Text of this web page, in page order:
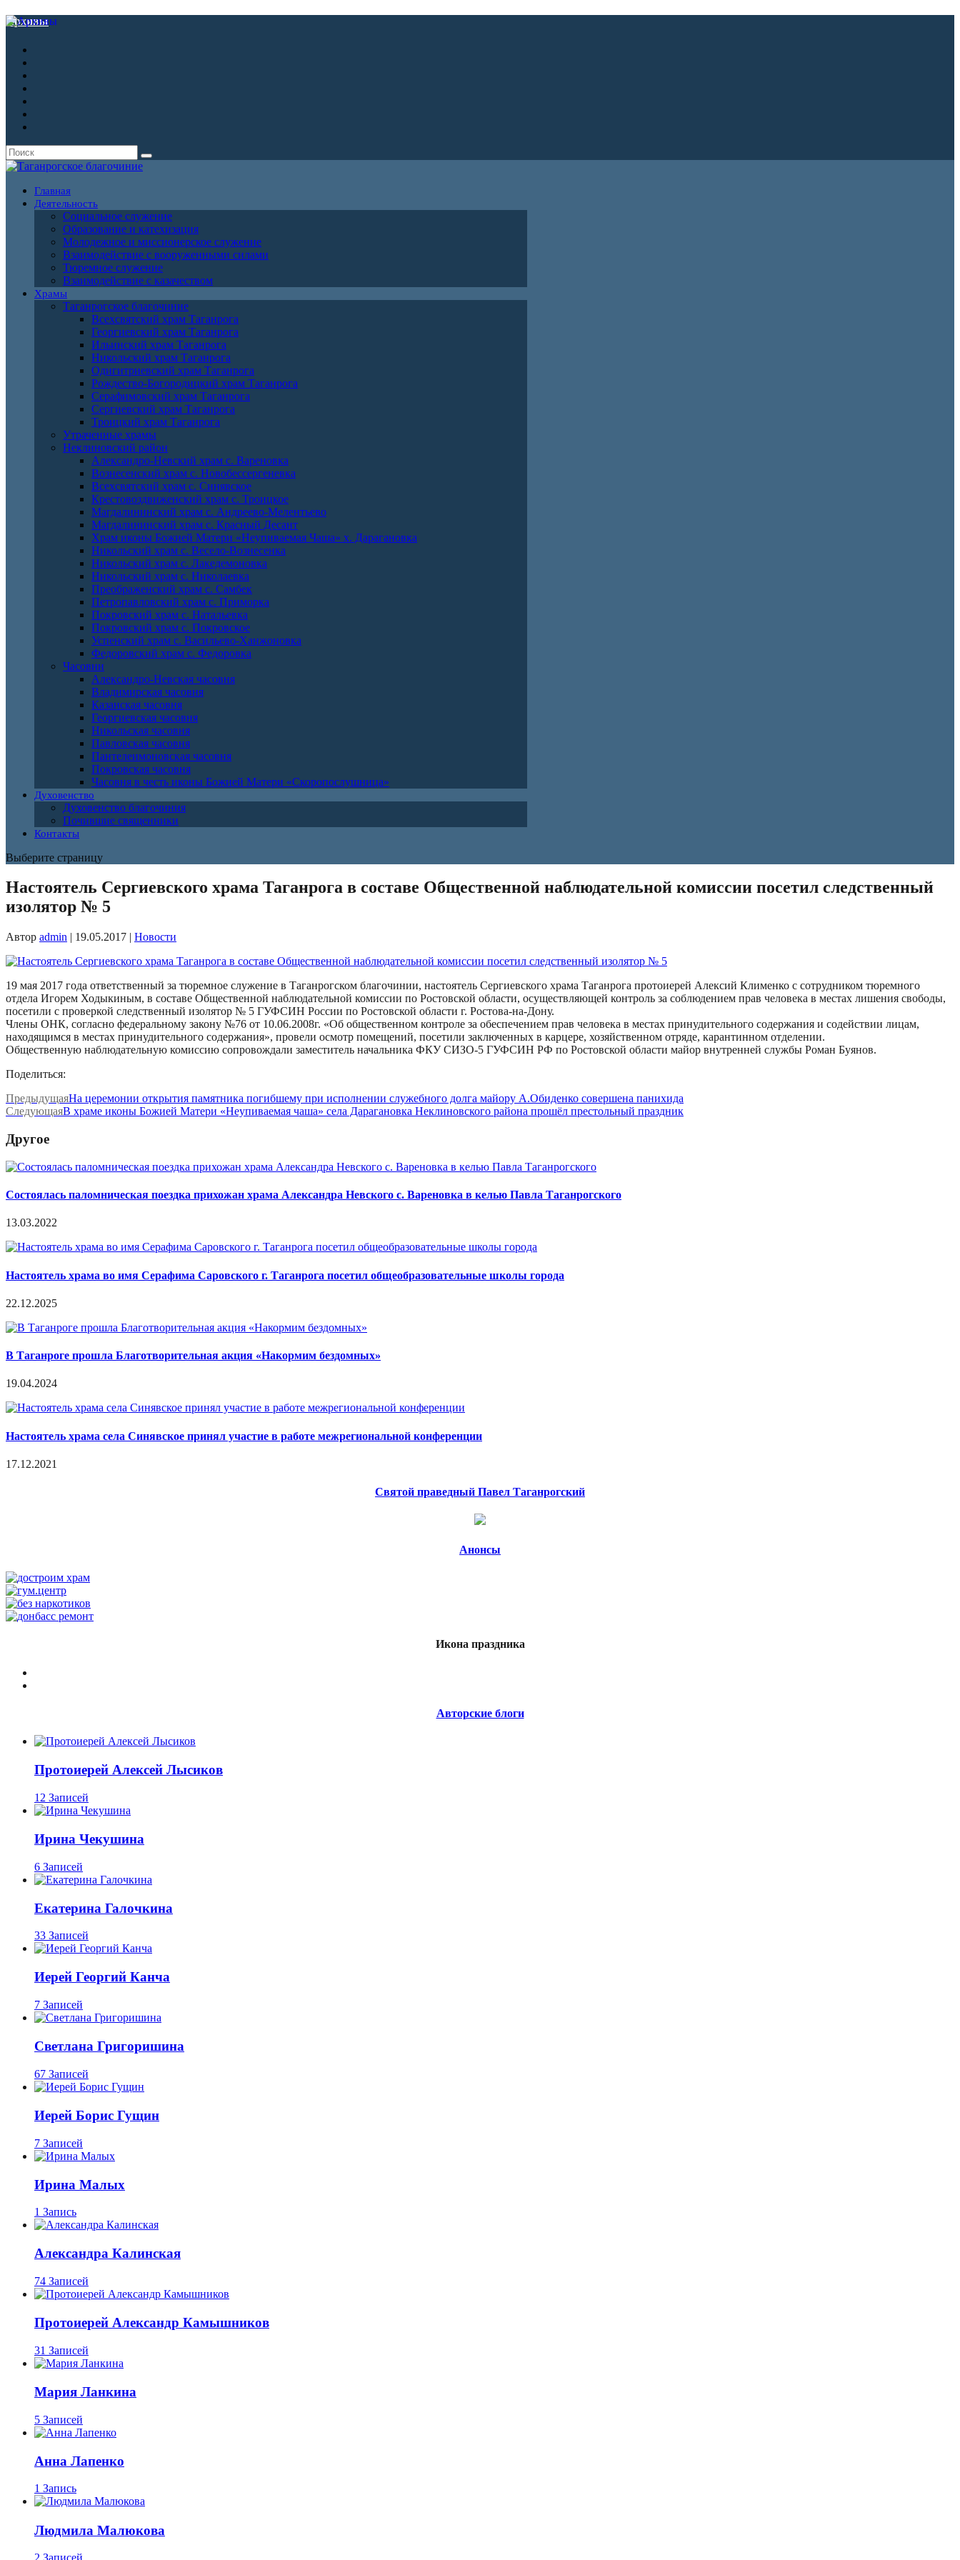
Архивы
Главная
Деятельность
Социальное служение
Образование и катехизация
Молодежное и миссионерское служение
Взаимодействие с вооруженными силами
Тюремное служение
Взаимодействие с казачеством
Храмы
Таганрогское благочиние
Всехсвятский храм Таганрога
Георгиевский храм Таганрога
Ильинский храм Таганрога
Никольский храм Таганрога
Одигитриевский храм Таганрога
Рождество-Богородицкий храм Таганрога
Серафимовский храм Таганрога
Сергиевский храм Таганрога
Троицкий храм Таганрога
Утраченные храмы
Неклиновский район
Александро-Невский храм с. Вареновка
Вознесенский храм с. Новобессергеневка
Всехсвятский храм с. Синявское
Крестовоздвиженский храм с. Троицкое
Магдалининский храм с. Андреево-Мелентьево
Магдалининский храм с. Красный Десант
Храм иконы Божией Матери «Неупиваемая Чаша» х. Дарагановка
Никольский храм с. Весело-Вознесенка
Никольский храм с. Лакедемоновка
Никольский храм с. Николаевка
Преображенский храм с. Самбек
Петропавловский храм с. Приморка
Покровский храм с. Натальевка
Покровский храм с. Покровское
Успенский храм с. Васильево-Ханжоновка
Федоровский храм с. Федоровка
Часовни
Александро-Невская часовня
Владимирская часовня
Казанская часовня
Георгиевская часовня
Никольская часовня
Павловская часовня
Пантелеимоновская часовня
Покровская часовня
Часовня в честь иконы Божией Матери «Скоропослушница»
Духовенство
Духовенство благочиния
Почившие священники
Контакты
Выберите страницу
Настоятель Сергиевского храма Таганрога в составе Общественной наблюдательной комиссии посетил следственный
изолятор № 5
Автор admin | 19.05.2017 | Новости
19 мая 2017 года ответственный за тюремное служение в Таганрогском благочинии, настоятель Сергиевского храма Таганрога протоиерей Алексий Клименко с сотрудником тюремного
отдела Игорем Ходыкиным, в составе Общественной наблюдательной комиссии по Ростовской области, осуществляющей контроль за соблюдением прав человека в местах лишения свободы,
посетили с проверкой следственный изолятор № 5 ГУФСИН России по Ростовской области г. Ростова-на-Дону.
Члены ОНК, согласно федеральному закону №76 от 10.06.2008г. «Об общественном контроле за обеспечением прав человека в местах принудительного содержания и содействии лицам,
находящимся в местах принудительного содержания», провели осмотр помещений, посетили заключенных в карцере, хозяйственном отряде, карантинном отделении.
Общественную наблюдательную комиссию сопровождали заместитель начальника ФКУ СИЗО-5 ГУФСИН РФ по Ростовской области майор внутренней службы Роман Буянов.
Поделиться:
ПредыдущаяНа церемонии открытия памятника погибшему при исполнении служебного долга майору А.Обиденко совершена панихида
СледующаяВ храме иконы Божией Матери «Неупиваемая чаша» села Дарагановка Неклиновского района прошёл престольный праздник
Другое
Состоялась паломническая поездка прихожан храма Александра Невского с. Вареновка в келью Павла Таганрогского
13.03.2022
Настоятель храма во имя Серафима Саровского г. Таганрога посетил общеобразовательные школы города
22.12.2025
В Таганроге прошла Благотворительная акция «Накормим бездомных»
19.04.2024
Настоятель храма села Синявское принял участие в работе межрегиональной конференции
17.12.2021
Святой праведный Павел Таганрогский
Анонсы
Икона праздника
Авторские блоги
Протоиерей Алексей Лысиков
12 Записей
Ирина Чекушина
6 Записей
Екатерина Галочкина
33 Записей
Иерей Георгий Канча
7 Записей
Светлана Григоришина
67 Записей
Иерей Борис Гущин
7 Записей
Ирина Малых
1 Запись
Александра Калинская
74 Записей
Протоиерей Александр Камышников
31 Записей
Мария Ланкина
5 Записей
Анна Лапенко
1 Запись
Людмила Малюкова